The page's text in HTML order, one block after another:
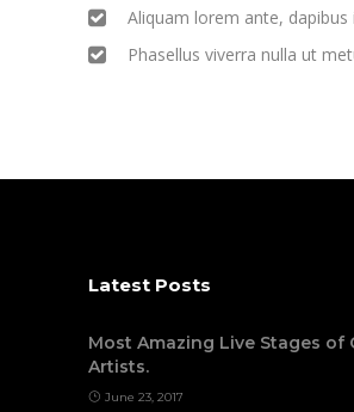
Aliquam lorem ante, dapibus
Phasellus viverra nulla ut
Latest Posts
Most Amazing Live Stages of
Artists.
June 23, 2017